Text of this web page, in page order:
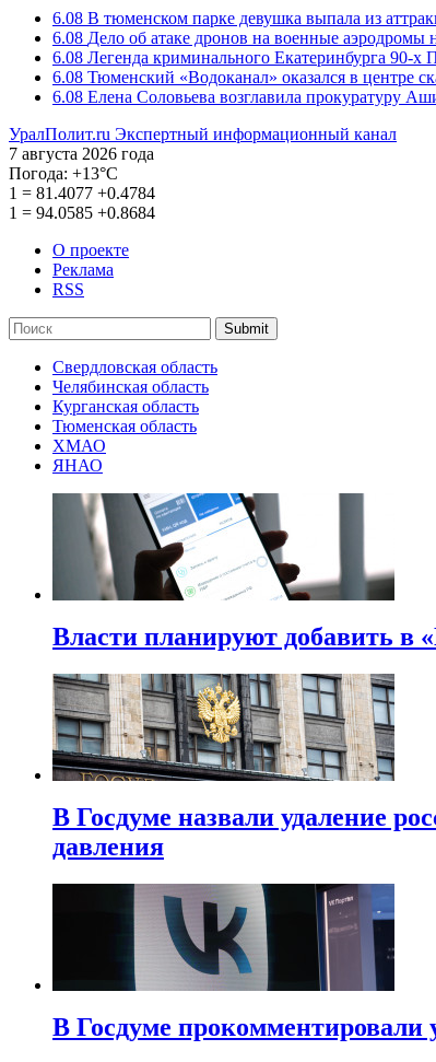
6.08 В тюменском парке девушка выпала из
6.08 Дело об атаке дронов на военные аэродромы
6.08 Легенда криминального Екатеринбурга 90-х
6.08 Тюменский «Водоканал» оказался в центре
6.08 Елена Соловьева возглавила прокуратуру
УралПолит.ru Экспертный информационный канал
7 августа 2026 года
Погода: +13°С
1 = 81.4077 +0.4784
1 = 94.0585 +0.8684
О проекте
Реклама
RSS
Submit
Свердловская область
Челябинская область
Курганская область
Тюменская область
ХМАО
ЯНАО
Власти планируют добавить в
В Госдуме назвали удаление
давления
В Госдуме прокомментировали